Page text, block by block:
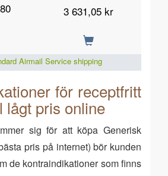
3 631,05 kr
Airmail Service shipping
för receptfritt
lågt pris online
sig för att köpa Generisk
pris på internet) bör kunden
de kontraindikationer som finns